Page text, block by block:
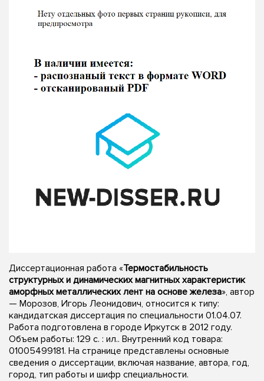
Диссертационная работа «Термостабильность
структурных и динамических магнитных характеристик
аморфных металлических лент на основе железа», автор
— Морозов, Игорь Леонидович, относится к типу:
кандидатская диссертация по специальности 01.04.07.
Работа подготовлена в городе Иркутск в 2012 году.
Объем работы: 129 с. : ил.. Внутренний код товара:
01005499181. На странице представлены основные
сведения о диссертации, включая название, автора, год,
город, тип работы и шифр специальности.